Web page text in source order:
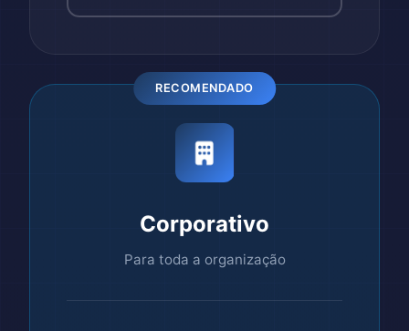
RECOMENDADO
Corporativo
Para toda a organização